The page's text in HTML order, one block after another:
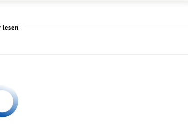
lesen